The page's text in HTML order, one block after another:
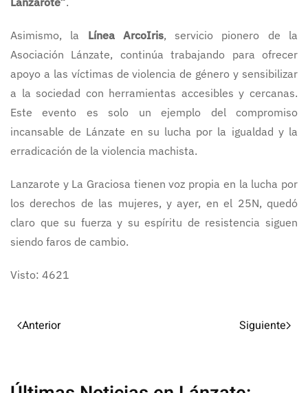
Asimismo, la Línea ArcoIris, servicio pionero de la
Asociación Lánzate, continúa trabajando para ofrecer
apoyo a las víctimas de violencia de género y sensibilizar
a la sociedad con herramientas accesibles y cercanas.
Este evento es solo un ejemplo del compromiso
incansable de Lánzate en su lucha por la igualdad y la
erradicación de la violencia machista.
Lanzarote y La Graciosa tienen voz propia en la lucha por
los derechos de las mujeres, y ayer, en el 25N, quedó
claro que su fuerza y su espíritu de resistencia siguen
siendo faros de cambio.
Visto: 4621
Anterior Siguiente